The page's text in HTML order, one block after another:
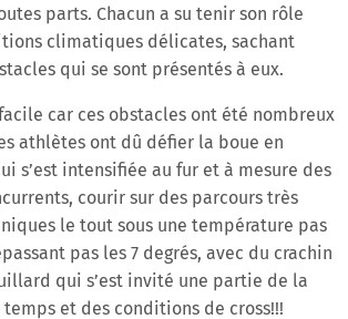
parts. Chacun a su tenir son rôle
climatiques délicates, sachant
qui se sont présentés à eux.
car ces obstacles ont été nombreux
athlètes ont dû défier la boue en
s’est intensifiée au fur et à mesure des
courir sur des parcours très
le tout sous une température pas
pas les 7 degrés, avec du crachin
qui s’est invité une partie de la
et des conditions de cross!!!